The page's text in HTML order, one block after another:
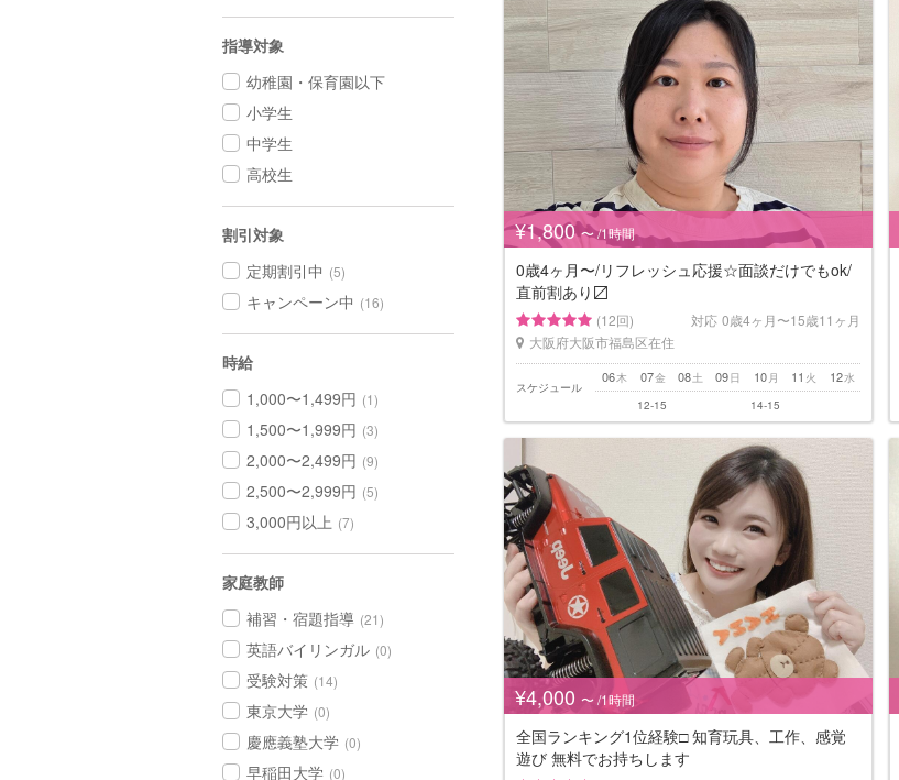
指導対象
幼稚園・保育園以下
小学生
中学生
高校生
割引対象
定期割引中 (5)
キャンペーン中 (16)
時給
1,000〜1,499円 (1)
1,500〜1,999円 (3)
2,000〜2,499円 (9)
2,500〜2,999円 (5)
3,000円以上 (7)
家庭教師
補習・宿題指導 (21)
英語バイリンガル (0)
受験対策 (14)
東京大学 (0)
慶應義塾大学 (0)
早稲田大学 (0)
¥1,800 〜 /1時間
0歳4ヶ月〜/リフレッシュ応援☆面談だけでもok/
直前割あり〼
(12回) 対応 0歳4ヶ月〜15歳11ヶ月
大阪府大阪市福島区在住
スケジュール
木
06 金
07 土
08 日
09 月
10 火
11 水
12
12-15 14-15
¥4,000 〜 /1時間
全国ランキング1位経験□️ 知育玩具、工作、感覚
遊び 無料でお持ちします